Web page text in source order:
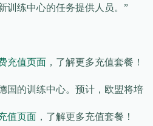
训练中心的任务提供人员。”
充值页面 ，了解更多充值套餐！
国的训练中心。预计，欧盟将培
值页面 ，了解更多充值套餐！